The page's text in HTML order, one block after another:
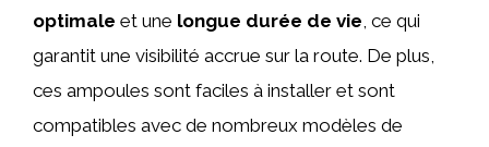
optimale et une longue durée de vie , ce qui
garantit une visibilité accrue sur la route. De plus,
ces ampoules sont faciles à installer et sont
compatibles avec de nombreux modèles de